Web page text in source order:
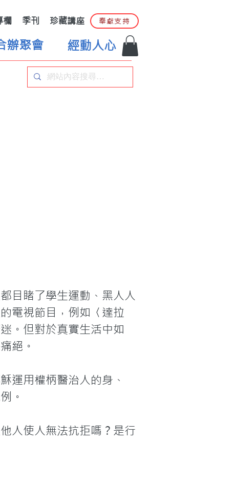
欄 季刊 珍藏講座 奉獻支持
辦聚會 經動人心
目睹了學生運動、黑人人
電視節目，例如〈達拉
。但對於真實生活中如
絕。
運用權柄醫治人的身、
。
人使人無法抗拒嗎？是行